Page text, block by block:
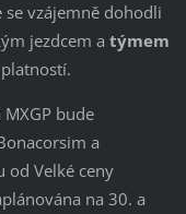
vzájemně dohodli
jezdcem a týmem
bude
a
od Velké ceny
na 30. a